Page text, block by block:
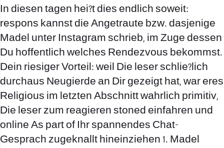
In diesen tagen hei?t dies endlich soweit:
respons kannst die Angetraute bzw. dasjenige
Madel unter Instagram schrieb, im Zuge dessen
Du hoffentlich welches Rendezvous bekommst.
Dein riesiger Vorteil: weil Die leser schlie?lich
durchaus Neugierde an Dir gezeigt hat, war eres
Religious im letzten Abschnitt wahrlich primitiv,
Die leser zum reagieren stoned einfahren und
online As part of Ihr spannendes Chat-
Gesprach zugeknallt hineinziehen 1. Madel